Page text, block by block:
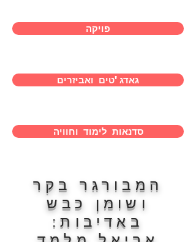
פויקה
גאדג'טים ואביזרים
סדנאות לימוד וחוויה
המבורגר בקר
ושומן כבש
באדיבות: